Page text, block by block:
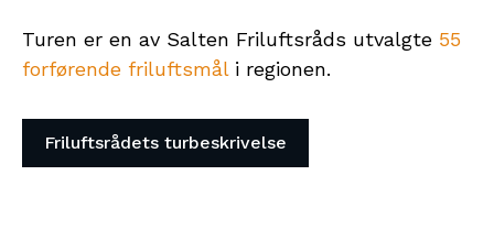
Turen er en av Salten Friluftsråds utvalgte 55
forførende friluftsmåli regionen.
Friluftsrådets turbeskrivelse